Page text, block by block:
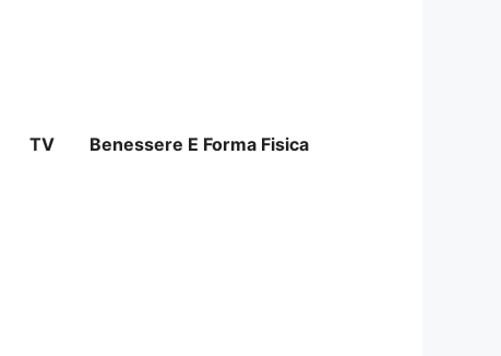
TV Benessere E Forma Fisica